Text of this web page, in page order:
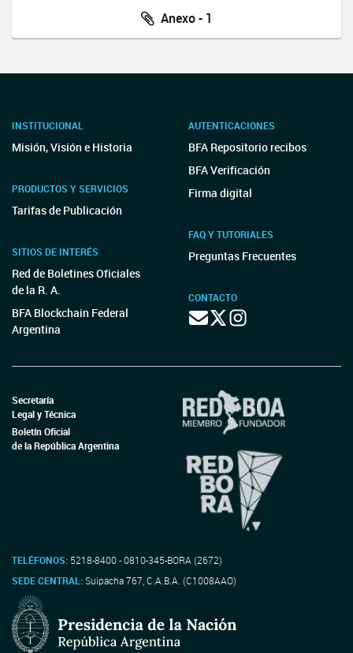
Anexo - 1
INSTITUCIONAL
Misión, Visión e Historia
PRODUCTOS Y SERVICIOS
Tarifas de Publicación
SITIOS DE INTERÉS
Red de Boletines Oficiales
de la R. A.
BFA Blockchain Federal
Argentina
AUTENTICACIONES
BFA Repositorio recibos
BFA Verificación
Firma digital
FAQ Y TUTORIALES
Preguntas Frecuentes
CONTACTO
Secretaría
Legal y Técnica
Boletín Oficial
de la República Argentina
TELÉFONOS: 5218-8400 - 0810-345-BORA (2672)
SEDE CENTRAL:Suipacha 767, C.A.B.A. (C1008AAO)